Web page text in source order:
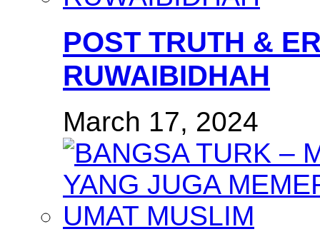
POST TRUTH &
RUWAIBIDHAH
March 17, 2024